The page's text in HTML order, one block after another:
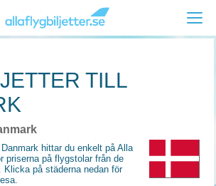
TILL
hittar du enkelt på Alla
priserna på flygstolar från de
Klicka på städerna nedan för